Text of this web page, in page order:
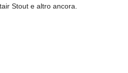
Stout e altro ancora.